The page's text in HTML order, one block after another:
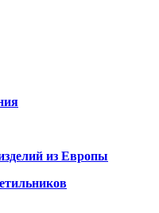
из Европы